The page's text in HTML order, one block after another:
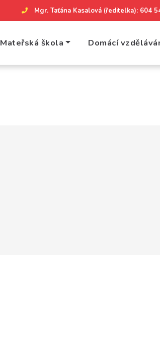
Mgr. Taťána Kasalová (ředitelka): 604
Mateřská škola Domácí